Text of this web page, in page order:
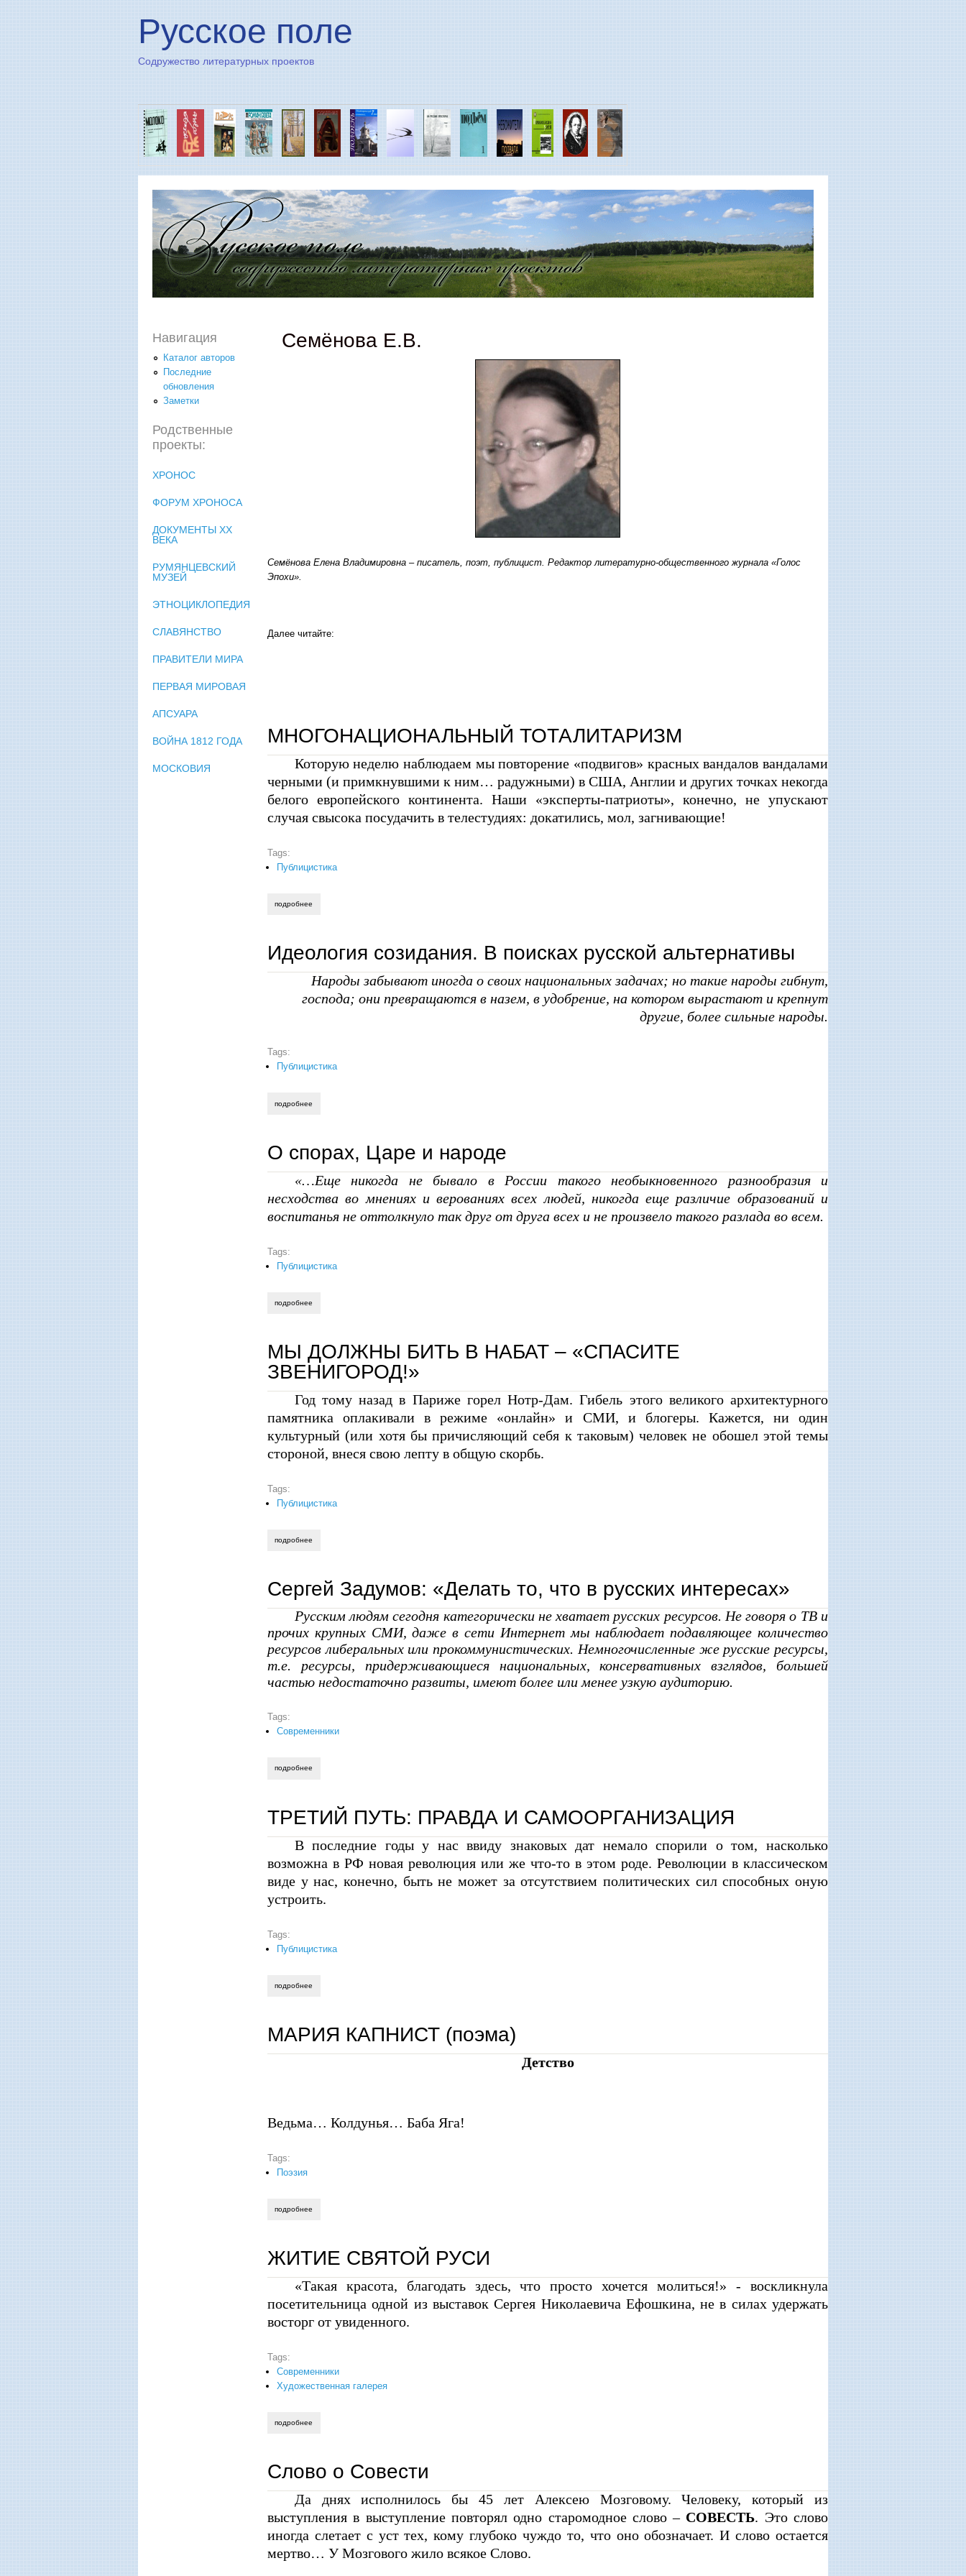
Русское поле
Содружество литературных проектов
Семёнова Е.В.
Семёнова Елена Владимировна – писатель, поэт, публицист. Редактор литературно-общественного журнала «Голос
Эпохи».
Далее читайте:
МНОГОНАЦИОНАЛЬНЫЙ ТОТАЛИТАРИЗМ
Которую неделю наблюдаем мы повторение «подвигов» красных вандалов вандалами
черными (и примкнувшими к ним… радужными) в США, Англии и других точках некогда
белого европейского континента. Наши «эксперты-патриоты», конечно, не упускают
случая свысока посудачить в телестудиях: докатились, мол, загнивающие!
Tags:
Публицистика
подробнее
Идеология созидания. В поисках русской альтернативы
Народы забывают иногда о своих национальных задачах; но такие народы гибнут,
господа; они превращаются в назем, в удобрение, на котором вырастают и крепнут
другие, более сильные народы.
Tags:
Публицистика
подробнее
О спорах, Царе и народе
«…Еще никогда не бывало в России такого необыкновенного разнообразия и
несходства во мнениях и верованиях всех людей, никогда еще различие образований и
воспитанья не оттолкнуло так друг от друга всех и не произвело такого разлада во всем.
Tags:
Публицистика
подробнее
МЫ ДОЛЖНЫ БИТЬ В НАБАТ – «СПАСИТЕ
ЗВЕНИГОРОД!»
Год тому назад в Париже горел Нотр-Дам. Гибель этого великого архитектурного
памятника оплакивали в режиме «онлайн» и СМИ, и блогеры. Кажется, ни один
культурный (или хотя бы причисляющий себя к таковым) человек не обошел этой темы
стороной, внеся свою лепту в общую скорбь.
Tags:
Публицистика
подробнее
Сергей Задумов: «Делать то, что в русских интересах»
Русским людям сегодня категорически не хватает русских ресурсов. Не говоря о ТВ и
прочих крупных СМИ, даже в сети Интернет мы наблюдает подавляющее количество
ресурсов либеральных или прокоммунистических. Немногочисленные же русские ресурсы,
т.е. ресурсы, придерживающиеся национальных, консервативных взглядов, большей
частью недостаточно развиты, имеют более или менее узкую аудиторию.
Tags:
Современники
подробнее
ТРЕТИЙ ПУТЬ: ПРАВДА И САМООРГАНИЗАЦИЯ
В последние годы у нас ввиду знаковых дат немало спорили о том, насколько
возможна в РФ новая революция или же что-то в этом роде. Революции в классическом
виде у нас, конечно, быть не может за отсутствием политических сил способных оную
устроить.
Tags:
Публицистика
подробнее
МАРИЯ КАПНИСТ (поэма)
Детство
Ведьма… Колдунья… Баба Яга!
Tags:
Поэзия
подробнее
ЖИТИЕ СВЯТОЙ РУСИ
«Такая красота, благодать здесь, что просто хочется молиться!» - воскликнула
посетительница одной из выставок Сергея Николаевича Ефошкина, не в силах удержать
восторг от увиденного.
Tags:
Современники
Художественная галерея
подробнее
Слово о Совести
Да днях исполнилось бы 45 лет Алексею Мозговому. Человеку, который из
выступления в выступление повторял одно старомодное слово – СОВЕСТЬ. Это слово
иногда слетает с уст тех, кому глубоко чуждо то, что оно обозначает. И слово остается
мертво… У Мозгового жило всякое Слово.
Навигация
Каталог авторов
Последние
обновления
Заметки
Родственные
проекты:
ХРОНОС
ФОРУМ ХРОНОСА
ДОКУМЕНТЫ XX
ВЕКА
РУМЯНЦЕВСКИЙ
МУЗЕЙ
ЭТНОЦИКЛОПЕДИЯ
СЛАВЯНСТВО
ПРАВИТЕЛИ МИРА
ПЕРВАЯ МИРОВАЯ
АПСУАРА
ВОЙНА 1812 ГОДА
МОСКОВИЯ